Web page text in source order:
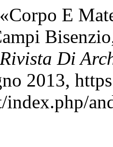
E
Di
2013,
index.php/